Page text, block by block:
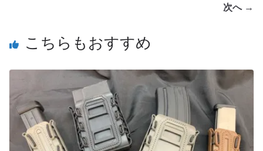
次へ →
こちらもおすすめ